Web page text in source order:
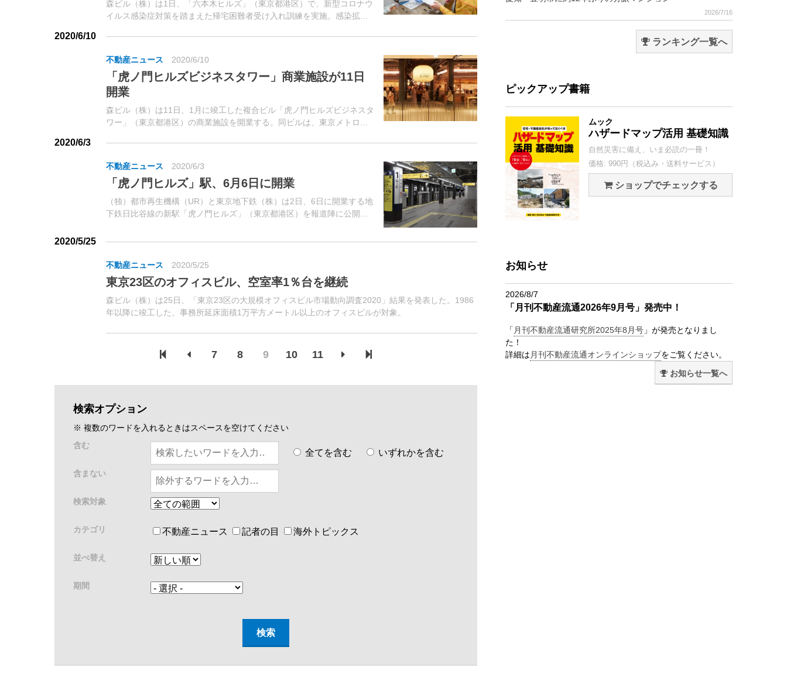
森ビル（株）は1日、「六本木ヒルズ」（東京都港区）で、新型コロナウ
イルス感染症対策を踏まえた帰宅困難者受け入れ訓練を実施。感染拡大
2020/6/10
不動産ニュース 2020/6/10
「虎ノ門ヒルズビジネスタワー」商業施設が11日
開業
森ビル（株）は11日、1月に竣工した複合ビル「虎ノ門ヒルズビジネスタ
ワー」（東京都港区）の商業施設を開業する。同ビルは、東京メトロ日
2020/6/3
不動産ニュース 2020/6/3
「虎ノ門ヒルズ」駅、6月6日に開業
（独）都市再生機構（UR）と東京地下鉄（株）は2日、6日に開業する地
下鉄日比谷線の新駅「虎ノ門ヒルズ」（東京都港区）を報道陣に公開し
2020/5/25
不動産ニュース 2020/5/25
東京23区のオフィスビル、空室率1％台を継続
森ビル（株）は25日、「東京23区の大規模オフィスビル市場動向調査2020」結果を発表した。1986
年以降に竣工した、事務所延床面積1万平方メートル以上のオフィスビルが対象。
7 8 9 10 11
検索オプション
※ 複数のワードを入れるときはスペースを空けてください
含む
全てを含む いずれかを含む
含まない
検索対象
カテゴリ 不動産ニュース 記者の目 海外トピックス
並べ替え
期間
2026/7/16
ランキング一覧へ
ピックアップ書籍
ムック
ハザードマップ活用 基礎知識
自然災害に備え、いま必読の一冊！
価格: 990円（税込み・送料サービス）
ショップでチェックする
お知らせ
2026/8/7
「月刊不動産流通2026年9月号」発売中！
「 月刊不動産流通研究所2025年8月号 」が発売となりまし
た！
詳細は 月刊不動産流通オンラインショップをご覧ください。
お知らせ一覧へ